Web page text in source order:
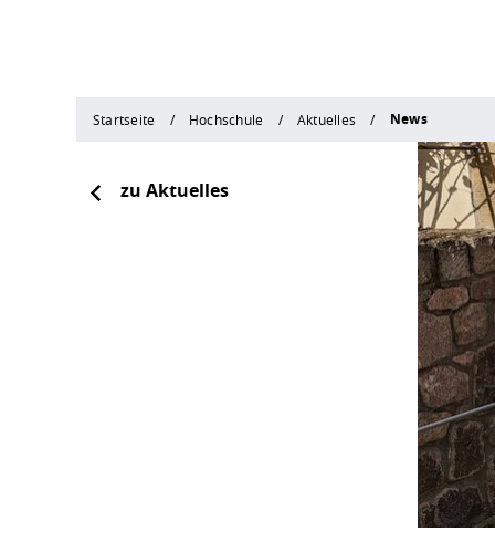
Startseite Hochschule Aktuelles News
zu Aktuelles